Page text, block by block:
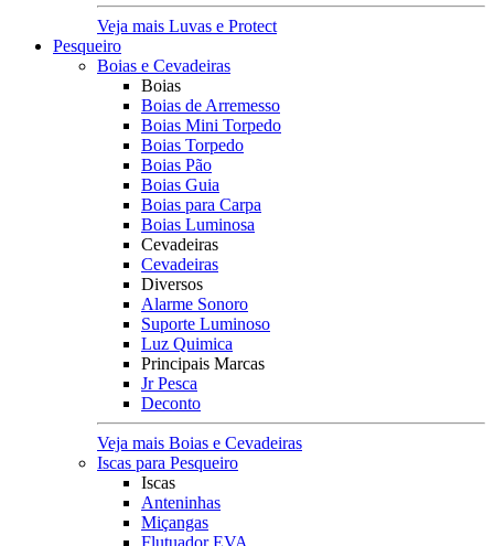
Veja mais Luvas e Protect
Pesqueiro
Boias e Cevadeiras
Boias
Boias de Arremesso
Boias Mini Torpedo
Boias Torpedo
Boias Pão
Boias Guia
Boias para Carpa
Boias Luminosa
Cevadeiras
Cevadeiras
Diversos
Alarme Sonoro
Suporte Luminoso
Luz Quimica
Principais Marcas
Jr Pesca
Deconto
Veja mais Boias e Cevadeiras
Iscas para Pesqueiro
Iscas
Anteninhas
Miçangas
Flutuador EVA